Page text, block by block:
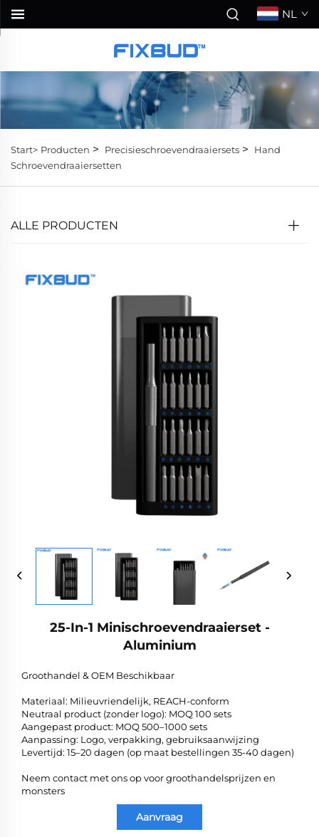
NL
Start> Producten > Precisieschroevendraaiersets >
Hand
Schroevendraaiersetten
ALLE PRODUCTEN
25-In-1 Minischroevendraaierset -
Aluminium
Groothandel & OEM Beschikbaar
Materiaal: Milieuvriendelijk, REACH-conform
Neutraal product (zonder logo): MOQ 100 sets
Aangepast product: MOQ 500–1000 sets
Aanpassing: Logo, verpakking, gebruiksaanwijzing
Levertijd: 15–20 dagen (op maat bestellingen 35-40 dagen)
Neem contact met ons op voor groothandelsprijzen en
monsters
Aanvraag